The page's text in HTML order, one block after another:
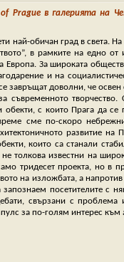
Prague в галерията на
най-обичан град в света.
в рамките на едно от
За широката
и на
завръщат доволни, че
съвременното
обекти, с които Прага да
сме по-скоро
развитие
които са станали
толкова известни на
тридесет проекта, но в
на изложбата, а
посетителите с
свързани с
за по-голям интерес към